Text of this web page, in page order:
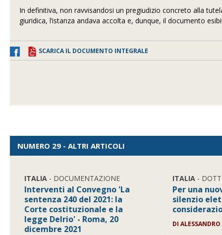
In definitiva, non ravvisandosi un pregiudizio concreto alla
giuridica, l’istanza andava accolta e, dunque, il documento
SCARICA IL DOCUMENTO INTEGRALE
NUMERO 29 - ALTRI ARTICOLI
ITALIA - DOCUMENTAZIONE
Interventi al Convegno 'La
sentenza 240 del 2021: la
Corte costituzionale e la
legge Delrio' - Roma, 20
dicembre 2021
ITALIA -
Per una
silenzio
DI